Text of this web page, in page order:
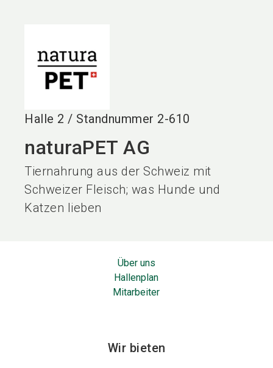
Halle 2 / Standnummer 2-610
naturaPET AG
Tiernahrung aus der Schweiz mit
Schweizer Fleisch; was Hunde und
Katzen lieben
Über uns
Hallenplan
Mitarbeiter
Wir bieten